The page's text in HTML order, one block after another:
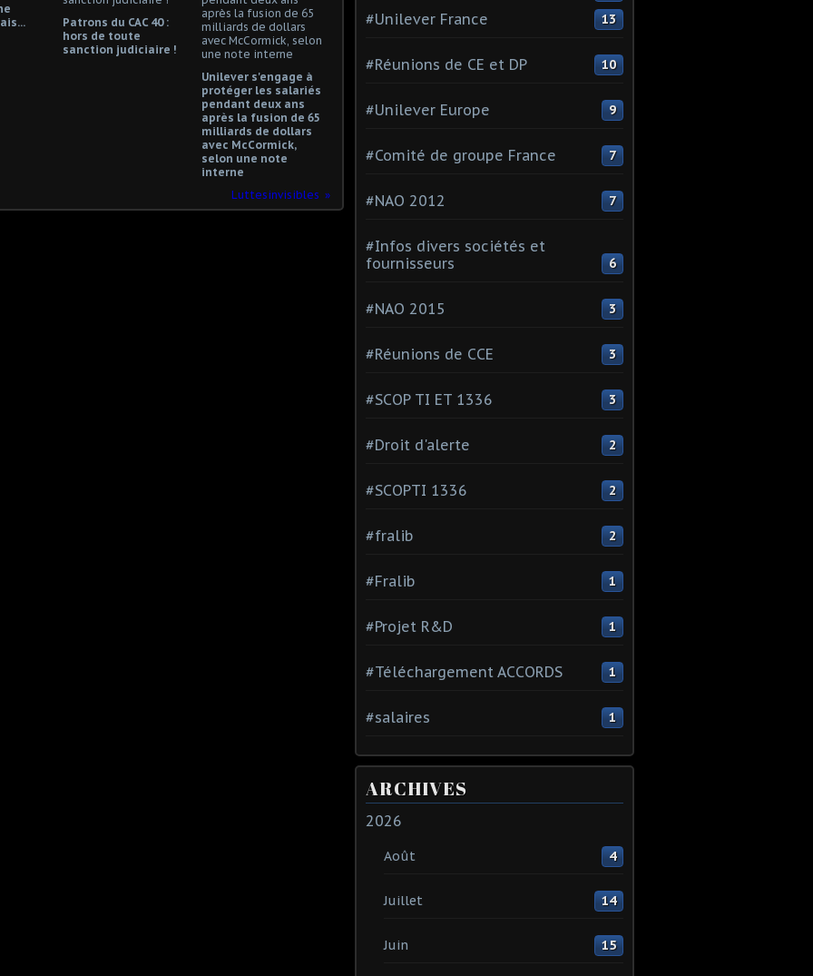
Patrons du CAC 40 :
hors de toute
sanction judiciaire !
Unilever s'engage à
protéger les salariés
pendant deux ans
après la fusion de 65
milliards de dollars
avec McCormick,
selon une note
interne
Luttesinvisibles
#Unilever France 13
#Réunions de CE et DP 10
#Unilever Europe 9
#Comité de groupe France 7
#NAO 2012 7
#Infos divers sociétés et
fournisseurs
6
#NAO 2015 3
#Réunions de CCE 3
#SCOP TI ET 1336 3
#Droit d'alerte 2
#SCOPTI 1336 2
#fralib 2
#Fralib 1
#Projet R&D 1
#Téléchargement ACCORDS 1
#salaires 1
ARCHIVES
2026
Août 4
Juillet 14
Juin 15